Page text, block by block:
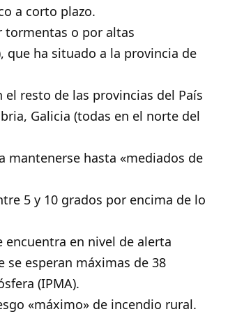
a corto plazo.
tormentas o por altas
que ha situado a la provincia de
resto de las provincias del País
Galicia (todas en el norte del
mantenerse hasta «mediados de
5 y 10 grados por encima de lo
en nivel de alerta
se esperan máximas de 38
(IPMA).
«máximo» de incendio rural.